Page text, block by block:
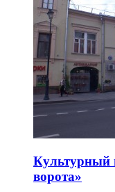
Культурный
ворота»